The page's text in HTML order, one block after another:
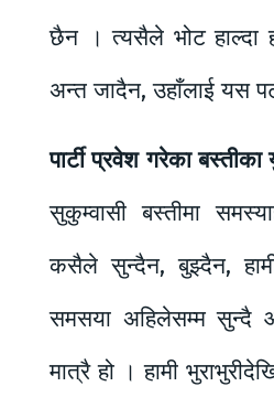
छैन । त्यसैले भोट हाल्दा
अन्त जादैन, उहाँलाई यस
पार्टी प्रवेश गरेका
सुकुम्वासी बस्तीमा
कसैले सुन्दैन, बुझ्दैन,
समसया अहिलेसम्म सुन्दै
मात्रै हो । हामी